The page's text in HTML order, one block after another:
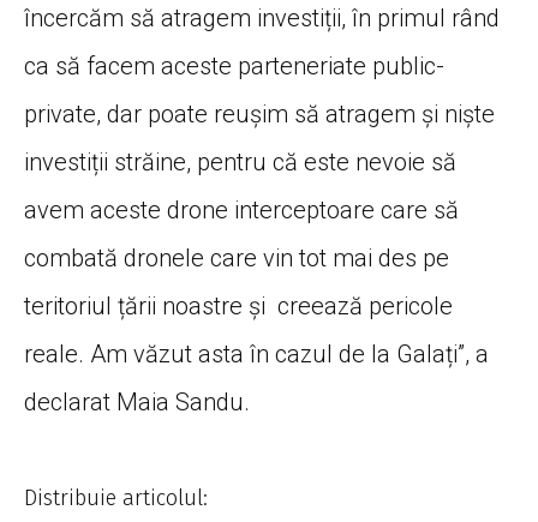
încercăm să atragem investiții, în primul rând
ca să facem aceste parteneriate public-
private, dar poate reușim să atragem și niște
investiții străine, pentru că este nevoie să
avem aceste drone interceptoare care să
combată dronele care vin tot mai des pe
teritoriul țării noastre și creează pericole
reale. Am văzut asta în cazul de la Galați”, a
declarat Maia Sandu.
Distribuie articolul: